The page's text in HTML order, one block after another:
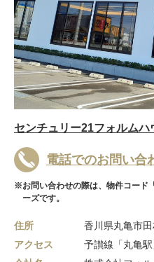
センチュリー21フォルムハ
電話でのお問い合
※お問い合わせの際は、物件コード「
ーズです。
住所
香川県丸亀市
アクセス
予讃線「丸亀駅